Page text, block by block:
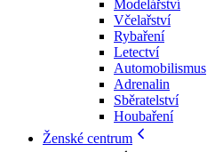
Modelářství
Včelařství
Rybaření
Letectví
Automobilismus
Adrenalin
Sběratelství
Houbaření
Ženské centrum